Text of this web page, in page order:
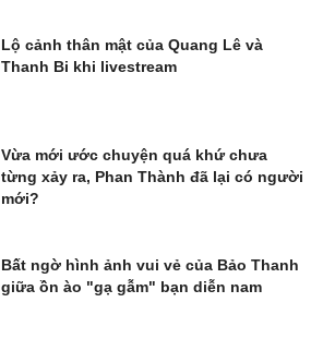
Lộ cảnh thân mật của Quang Lê và
Thanh Bi khi livestream
Vừa mới ước chuyện quá khứ chưa
từng xảy ra, Phan Thành đã lại có người
mới?
Bất ngờ hình ảnh vui vẻ của Bảo Thanh
giữa ồn ào "gạ gẫm" bạn diễn nam